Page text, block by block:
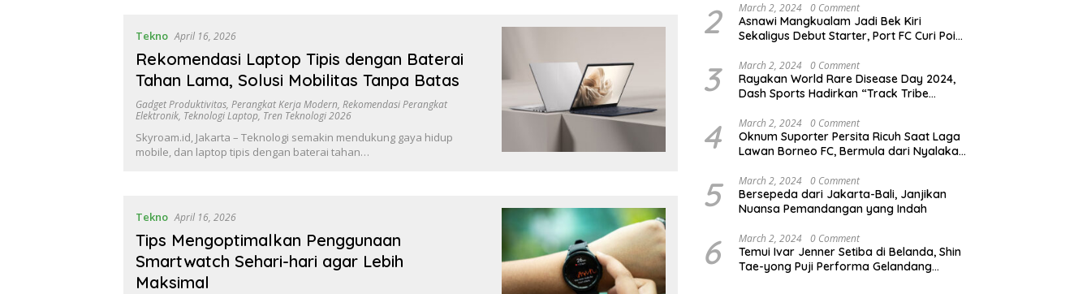
Tekno April 16, 2026
Rekomendasi Laptop Tipis dengan Baterai
Tahan Lama, Solusi Mobilitas Tanpa Batas
Gadget Produktivitas, Perangkat Kerja Modern, Rekomendasi Perangkat
Elektronik, Teknologi Laptop, Tren Teknologi 2026
Skyroam.id, Jakarta – Teknologi semakin mendukung gaya hidup
mobile, dan laptop tipis dengan baterai tahan…
Tekno April 16, 2026
Tips Mengoptimalkan Penggunaan
Smartwatch Sehari-hari agar Lebih
Maksimal
2 March 2, 2024 0 Comment
Asnawi Mangkualam Jadi Bek Kiri
Sekaligus Debut Starter, Port FC Curi Poin
3 March 2, 2024 0 Comment
Rayakan World Rare Disease Day 2024,
Dash Sports Hadirkan “Track Tribe
4 March 2, 2024 0 Comment
Oknum Suporter Persita Ricuh Saat Laga
Lawan Borneo FC, Bermula dari Nyalakan
5 March 2, 2024 0 Comment
Bersepeda dari Jakarta-Bali, Janjikan
Nuansa Pemandangan yang Indah
6 March 2, 2024 0 Comment
Temui Ivar Jenner Setiba di Belanda, Shin
Tae-yong Puji Performa Gelandang